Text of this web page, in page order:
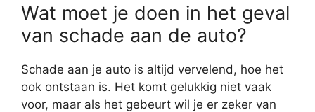
Wat moet je doen in het geval
van schade aan de auto?
Schade aan je auto is altijd vervelend, hoe het
ook ontstaan is. Het komt gelukkig niet vaak
voor, maar als het gebeurt wil je er zeker van